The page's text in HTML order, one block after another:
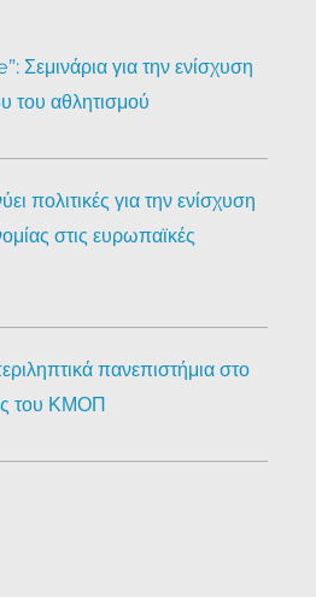
για την ενίσχυση
του αθλητισμού
πολιτικές για την ενίσχυση
στις ευρωπαϊκές
πανεπιστήμια στο
του ΚΜΟΠ